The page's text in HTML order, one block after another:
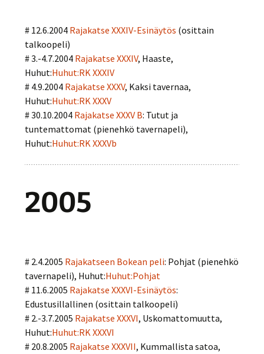
# 12.6.2004 Rajakatse XXXIV-Esinäytös (osittain
talkoopeli)
# 3.-4.7.2004 Rajakatse XXXIV, Haaste,
Huhut:Huhut:RK XXXIV
# 4.9.2004 Rajakatse XXXV, Kaksi tavernaa,
Huhut:Huhut:RK XXXV
# 30.10.2004 Rajakatse XXXV B: Tutut ja
tuntemattomat (pienehkö tavernapeli),
Huhut:Huhut:RK XXXVb
2005
# 2.4.2005 Rajakatseen Bokean peli: Pohjat (pienehkö
tavernapeli), Huhut:Huhut:Pohjat
# 11.6.2005 Rajakatse XXXVI-Esinäytös:
Edustusillallinen (osittain talkoopeli)
# 2.-3.7.2005 Rajakatse XXXVI, Uskomattomuutta,
Huhut:Huhut:RK XXXVI
# 20.8.2005 Rajakatse XXXVII, Kummallista satoa,